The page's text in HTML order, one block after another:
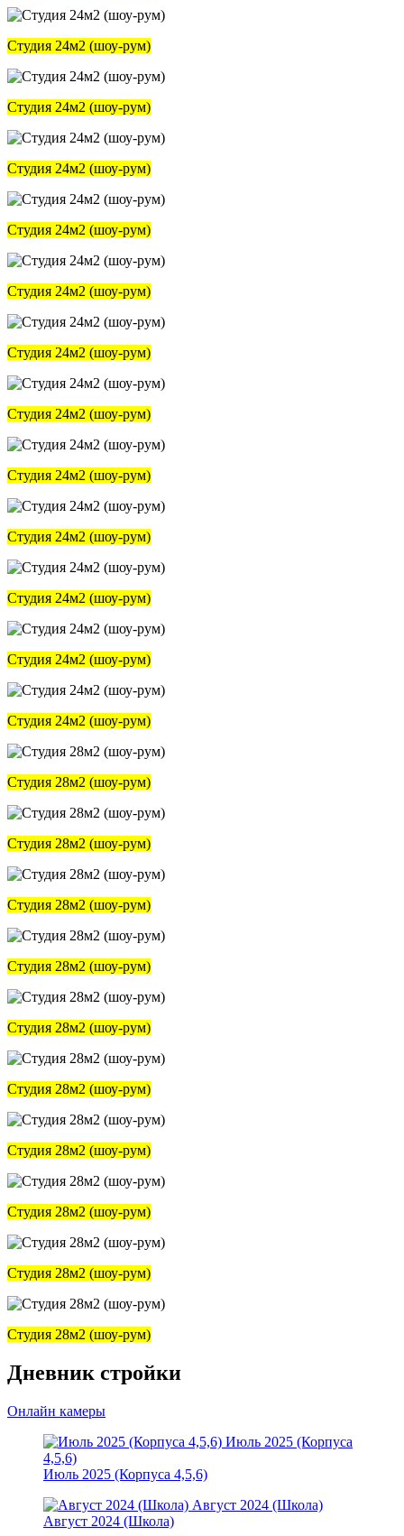
Студия 24м2 (шоу-рум)
Студия 24м2 (шоу-рум)
Студия 24м2 (шоу-рум)
Студия 24м2 (шоу-рум)
Студия 24м2 (шоу-рум)
Студия 24м2 (шоу-рум)
Студия 24м2 (шоу-рум)
Студия 24м2 (шоу-рум)
Студия 24м2 (шоу-рум)
Студия 24м2 (шоу-рум)
Студия 24м2 (шоу-рум)
Студия 24м2 (шоу-рум)
Студия 28м2 (шоу-рум)
Студия 28м2 (шоу-рум)
Студия 28м2 (шоу-рум)
Студия 28м2 (шоу-рум)
Студия 28м2 (шоу-рум)
Студия 28м2 (шоу-рум)
Студия 28м2 (шоу-рум)
Студия 28м2 (шоу-рум)
Студия 28м2 (шоу-рум)
Студия 28м2 (шоу-рум)
Дневник стройки
Онлайн камеры
Июль 2025 (Корпуса
4,5,6)
Июль 2025 (Корпуса 4,5,6)
Август 2024 (Школа)
Август 2024 (Школа)